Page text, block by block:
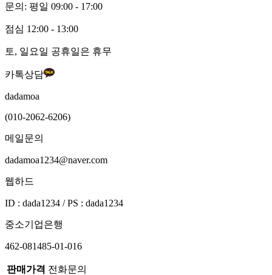
문의: 평일 09:00 - 17:00
점심 12:00 - 13:00
토, 일요일 공휴일은 휴무
카톡상담
dadamoa
(010-2062-6206)
메일문의
dadamoa1234@naver.com
웹하드
ID : dada1234 / PS : dada1234
중소기업은행
462-081485-01-016
판매가격 전화문의